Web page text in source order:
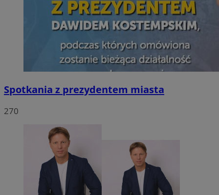
Spotkania z prezydentem miasta
270